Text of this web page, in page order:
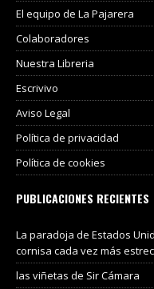
El equipo de La Pajarera
Colaboradores
Nuestra Libreria
Escrivivo
Aviso Legal
Política de privacidad
Política de cookies
PUBLICACIONES RECIENTES
La paradoja de Estados
cornisa cada vez más
las viñetas de Sir Cámara